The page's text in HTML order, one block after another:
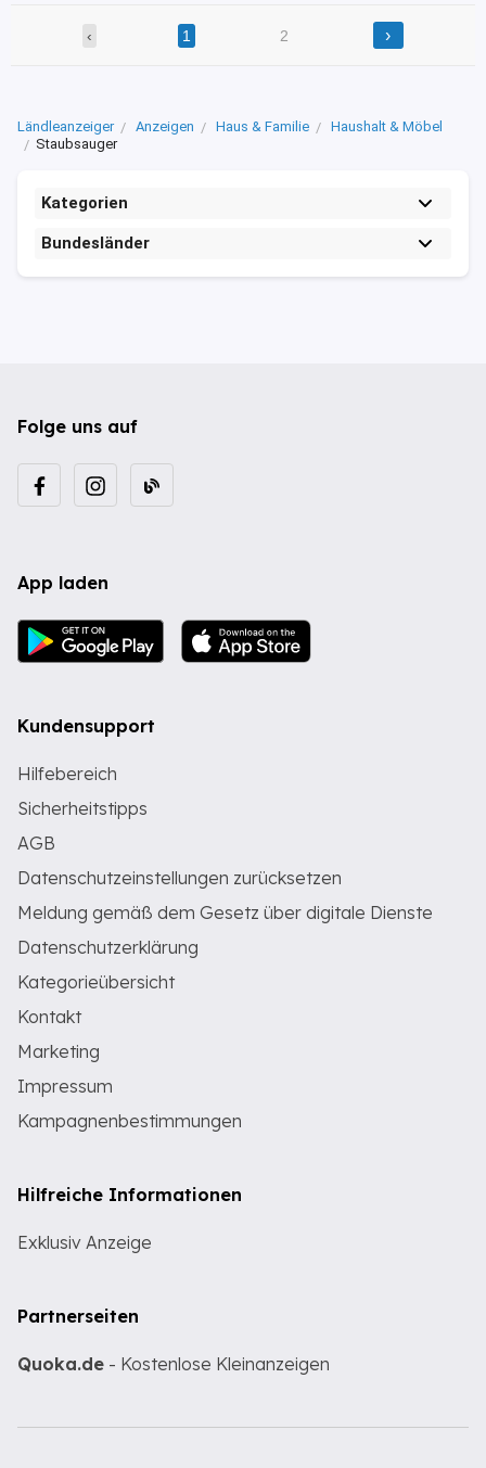
‹ 1 2 ›
Ländleanzeiger Anzeigen Haus & Familie
Haushalt & Möbel
Staubsauger
Kategorien
Bundesländer
Folge uns auf
App laden
Kundensupport
Hilfebereich
Sicherheitstipps
AGB
Datenschutzeinstellungen zurücksetzen
Meldung gemäß dem Gesetz über digitale Dienste
Datenschutzerklärung
Kategorieübersicht
Kontakt
Marketing
Impressum
Kampagnenbestimmungen
Hilfreiche Informationen
Exklusiv Anzeige
Partnerseiten
Quoka.de - Kostenlose Kleinanzeigen